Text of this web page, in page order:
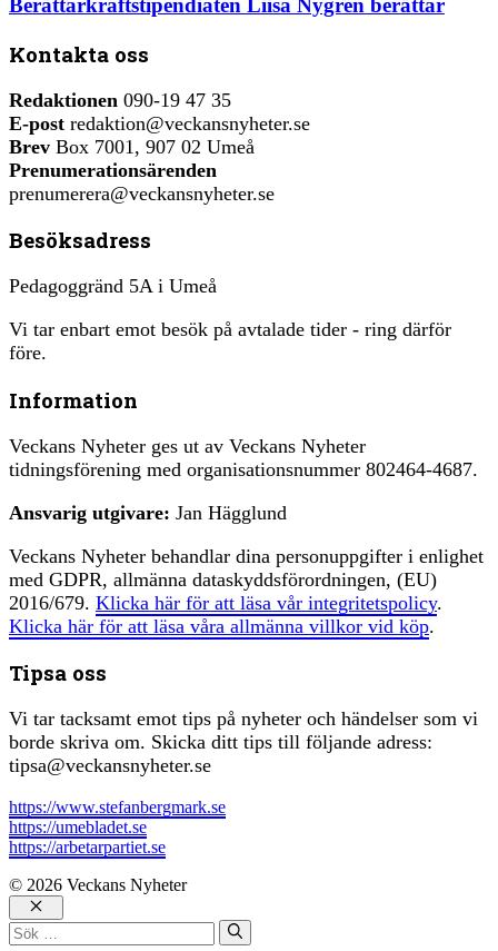
Berättarkraftstipendiaten Liisa Nygren berättar
Kontakta oss
Redaktionen 090-19 47 35
E-post redaktion@veckansnyheter.se
Brev Box 7001, 907 02 Umeå
Prenumerationsärenden
prenumerera@veckansnyheter.se
Besöksadress
Pedagoggränd 5A i Umeå
Vi tar enbart emot besök på avtalade tider - ring därför
före.
Information
Veckans Nyheter ges ut av Veckans Nyheter
tidningsförening med organisationsnummer 802464-4687.
Ansvarig utgivare: Jan Hägglund
Veckans Nyheter behandlar dina personuppgifter i enlighet
med GDPR, allmänna dataskyddsförordningen, (EU)
2016/679. Klicka här för att läsa vår integritetspolicy.
Klicka här för att läsa våra allmänna villkor vid köp.
Tipsa oss
Vi tar tacksamt emot tips på nyheter och händelser som vi
borde skriva om. Skicka ditt tips till följande adress:
tipsa@veckansnyheter.se
https://www.stefanbergmark.se
https://umebladet.se
https://arbetarpartiet.se
© 2026 Veckans Nyheter
Stäng
Sök